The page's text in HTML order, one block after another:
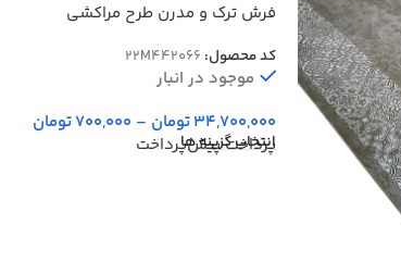
فرش ترک و مدرن طرح مراکشی
کد محصول: 22M442066
موجود در انبار
34,700,000تومان –
700,000تومان
انتخاب گزینه ها
پرداخت پیش‌پرداخت